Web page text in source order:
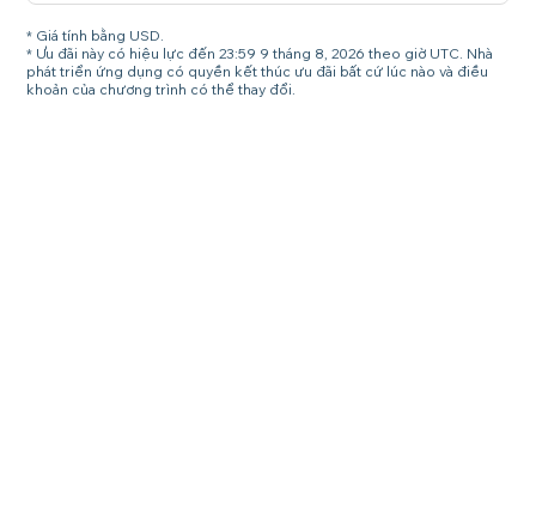
* Giá tính bằng USD.
* Ưu đãi này có hiệu lực đến 23:59 9 tháng 8, 2026 theo giờ UTC. Nhà
phát triển ứng dụng có quyền kết thúc ưu đãi bất cứ lúc nào và điều
khoản của chương trình có thể thay đổi.